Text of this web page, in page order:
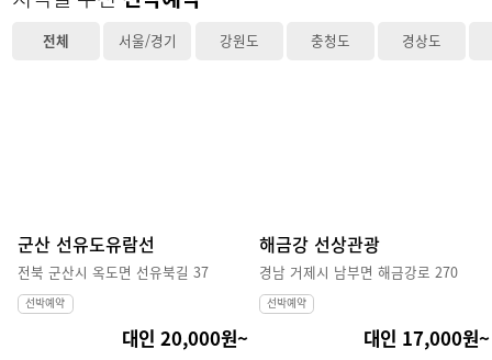
전체 서울/경기 강원도 충청도 경상도
군산 선유도유람선
전북 군산시 옥도면 선유북길 37
선박예약
대인 20,000원~
해금강 선상관광
경남 거제시 남부면 해금강로 270
선박예약
대인 17,000원~